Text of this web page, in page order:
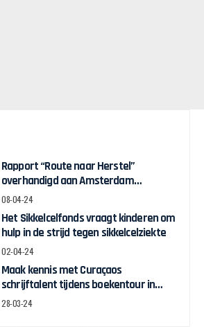
Rapport “Route naar Herstel”
overhandigd aan Amsterdam
Wethouder Touria Meliani
08-04-24
Het Sikkelcelfonds vraagt kinderen om
hulp in de strijd tegen sikkelcelziekte
02-04-24
Maak kennis met Curaçaos
schrijftalent tijdens boekentour in
april
28-03-24